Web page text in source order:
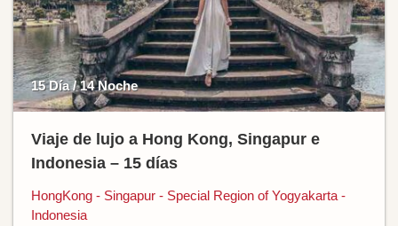
15 Día / 14 Noche
Viaje de lujo a Hong Kong, Singapur e
Indonesia – 15 días
HongKong - Singapur - Special Region of Yogyakarta -
Indonesia